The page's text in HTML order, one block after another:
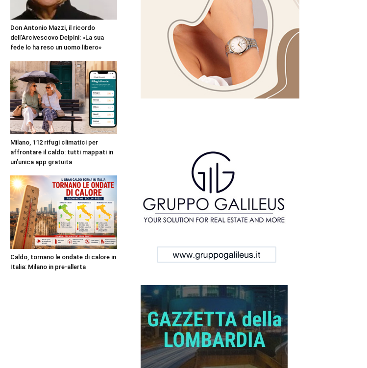
Don Antonio Mazzi, il ricordo
dell’Arcivescovo Delpini: «La sua
fede lo ha reso un uomo libero»
Milano, 112 rifugi climatici per
affrontare il caldo: tutti mappati in
un’unica app gratuita
Caldo, tornano le ondate di calore in
Italia: Milano in pre-allerta